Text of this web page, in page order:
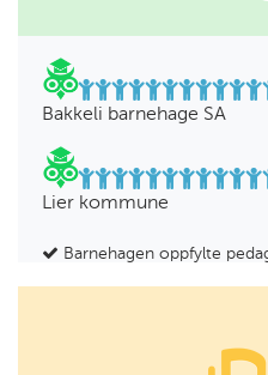
Bakkeli barnehage SA
Lier kommune
Barnehagen oppfylte